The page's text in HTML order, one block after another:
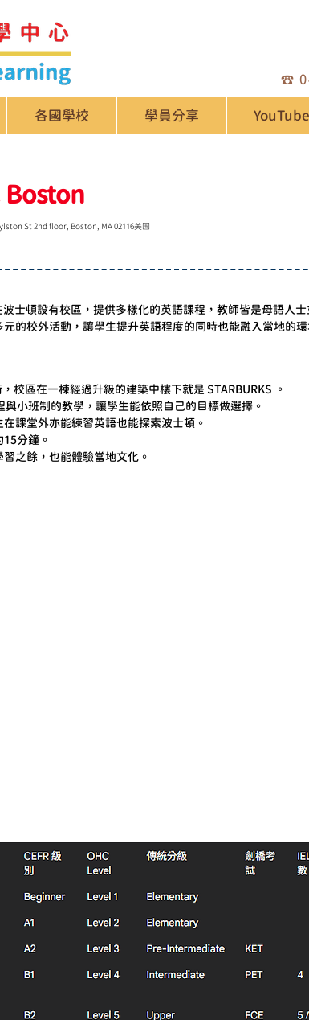
☎️
各國學校 學員分享 YouTube
Boston
St 2nd floor, Boston, MA 02116美国
士頓設有校區，提供多樣化的英語課程，教師皆是母語人
的校外活動，讓學生提升英語程度的同時也能融入當地的環
校區在一棟經過升級的建築中樓下就是 STARBURKS 。
小班制的教學，讓學生能依照自己的目標做選擇。
課堂外亦能練習英語也能探索波士頓。
分鐘。
之餘，也能體驗當地文化。